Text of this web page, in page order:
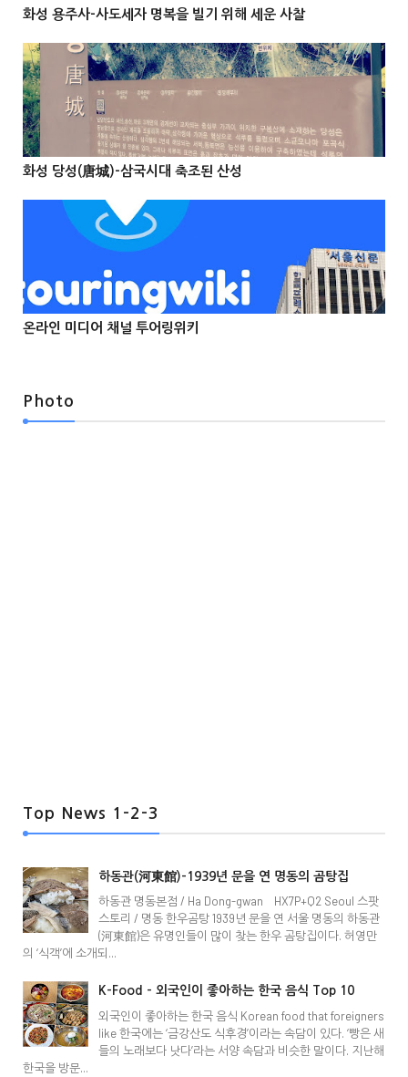
 

화성 용주사-사도세자 명복을 빌기 위해 세운 사찰
 

화성 당성(唐城)-삼국시대 축조된 산성
 

@Info
온라인 미디어 채널 투어링위키
Photo
Top News 1-2-3
하동관(河東館)-1939년 문을 연 명동의 곰탕집
하동관 명동본점 / Ha Dong-gwan HX7P+Q2 Seoul 스팟
스토리 / 명동 한우곰탕 1939년 문을 연 서울 명동의 하동관
(河東館)은 유명인들이 많이 찾는 한우 곰탕집이다. 허영만
의 ‘식객’에 소개되...
K-Food - 외국인이 좋아하는 한국 음식 Top 10
외국인이 좋아하는 한국 음식 Korean food that foreigners
like 한국에는 ‘금강산도 식후경’이라는 속담이 있다. ‘빵은 새
들의 노래보다 낫다’라는 서양 속담과 비슷한 말이다. 지난해
한국을 방문...